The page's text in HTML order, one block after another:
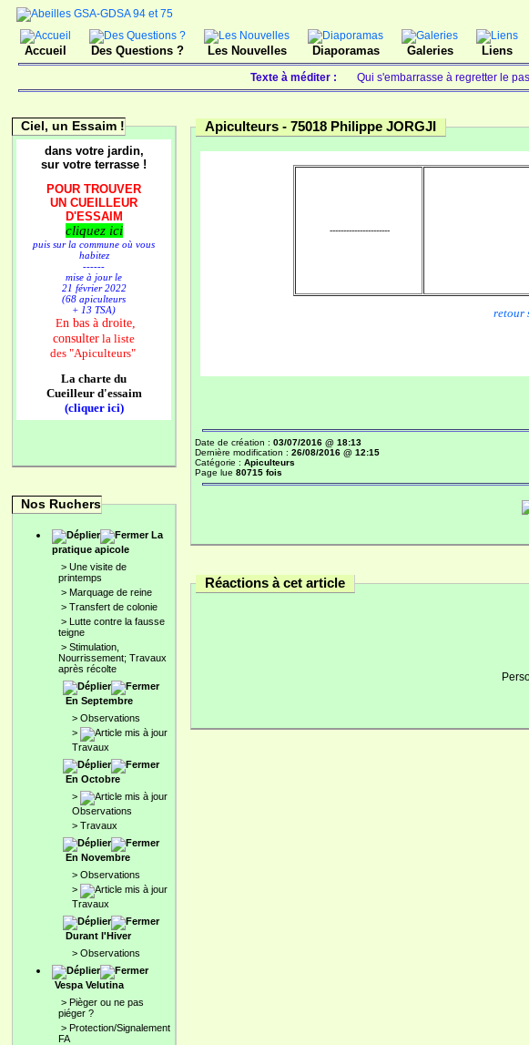
Accueil Des Questions ? Les Nouvelles Diaporamas Galeries Liens
Texte à méditer : Qui s'embarrasse à regretter le
Ciel, un Essaim !
dans votre jardin,
sur votre terrasse !
POUR TROUVER
UN CUEILLEUR
D'ESSAIM
cliquez ici
puis sur la commune où vous
habitez
------
mise à jour le
21 février 2022
(68 apiculteurs
+ 13 TSA)
En bas à droite,
consulter la liste
des "Apiculteurs"
La charte du
Cueilleur d'essaim
(cliquer ici)
Nos Ruchers
La
pratique apicole
> Une visite de
printemps
> Marquage de reine
> Transfert de colonie
> Lutte contre la fausse
teigne
> Stimulation,
Nourrissement; Travaux
après récolte
En Septembre
> Observations
>
Travaux
En Octobre
>
Observations
> Travaux
En Novembre
> Observations
>
Travaux
Durant l'Hiver
> Observations
Vespa Velutina
> Pièger ou ne pas
piéger ?
> Protection/Signalement
FA
Apiculteurs - 75018 Philippe JORGJI
----------------------
retour
Date de création : 03/07/2016 @ 18:13
Dernière modification : 26/08/2016 @ 12:15
Catégorie : Apiculteurs
Page lue 80715 fois
Réactions à cet article